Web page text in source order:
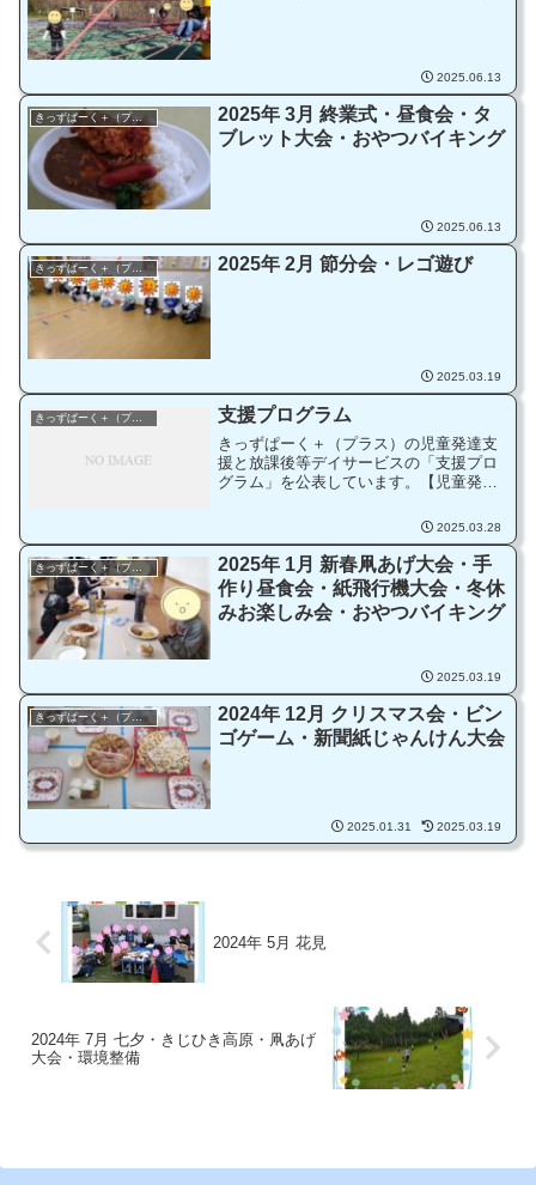
2025.06.13
きっずぱーく＋（プラス）
2025年 3月 終業式・昼食会・タ
ブレット大会・おやつバイキング
2025.06.13
きっずぱーく＋（プラス） 2025年 2月 節分会・レゴ遊び
2025.03.19
支援プログラム
きっずぱーく＋（プラス）の児童発達支
援と放課後等デイサービスの「支援プロ
グラム」を公表しています。【児童発達
等デイサービス】支援プログラム（公
表）
2025.03.28
きっずぱーく＋（プラス）
2025年 1月 新春凧あげ大会・手
作り昼食会・紙飛行機大会・冬休
みお楽しみ会・おやつバイキング
2025.03.19
きっずぱーく＋（プラス）
2024年 12月 クリスマス会・ビン
ゴゲーム・新聞紙じゃんけん大会
2025.01.31 2025.03.19
2024年 5月 花見
2024年 7月 七夕・きじひき高原・凧あげ
大会・環境整備